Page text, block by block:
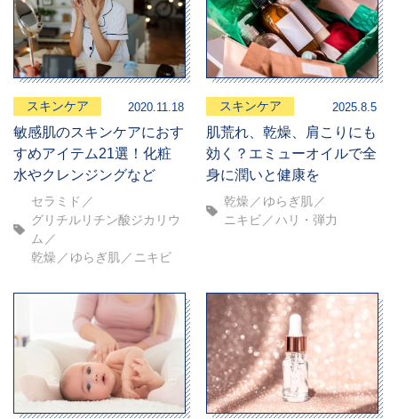
スキンケア 2020.11.18
敏感肌のスキンケアにおす
すめアイテム21選！化粧
水やクレンジングなど
セラミド
グリチルリチン酸ジカリウ
ム
乾燥
ゆらぎ肌 ニキビ
スキンケア 2025.8.5
肌荒れ、乾燥、肩こりにも
効く？エミューオイルで全
身に潤いと健康を
乾燥
ゆらぎ肌
ニキビ
ハリ・弾力